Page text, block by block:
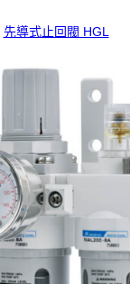
先導式止回閥 HGL